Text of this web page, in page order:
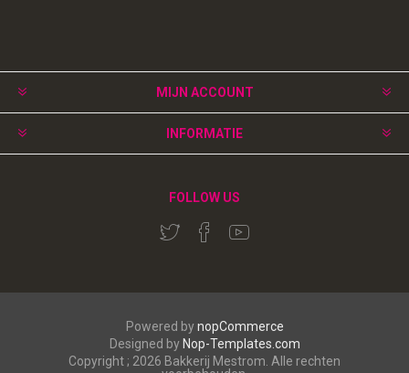
MIJN ACCOUNT
INFORMATIE
FOLLOW US
Powered bynopCommerce
Designed by Nop-Templates.com
Copyright ; 2026 Bakkerij Mestrom. Alle rechten